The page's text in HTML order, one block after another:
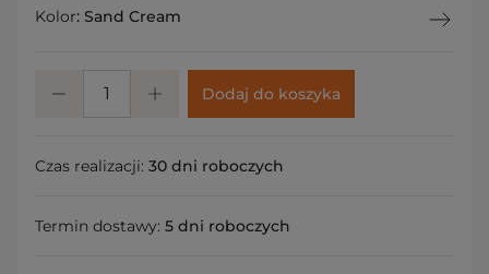
Kolor: Sand Cream
Dodaj do koszyka
Czas realizacji: 30 dni roboczych
Termin dostawy: 5 dni roboczych